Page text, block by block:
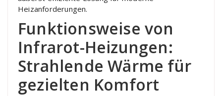
Heizanforderungen.
Funktionsweise von
Infrarot-Heizungen:
Strahlende Wärme für
gezielten Komfort